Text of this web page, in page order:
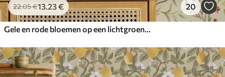
22.05€13.23€ 20
Gele en rode bloemen op een lichtgroene achtergrond